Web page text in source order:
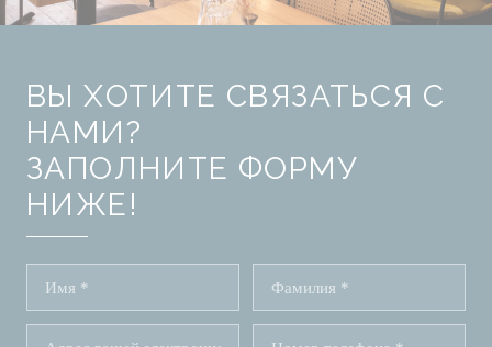
ВЫ ХОТИТЕ СВЯЗАТЬСЯ С
НАМИ?
ЗАПОЛНИТЕ ФОРМУ
НИЖЕ!